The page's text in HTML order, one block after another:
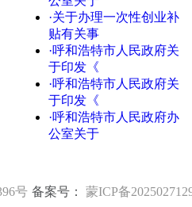
·关于办理一次性创业补
贴有关事
·呼和浩特市人民政府关
于印发《
·呼和浩特市人民政府关
于印发《
·呼和浩特市人民政府办
公室关于
号 备案号：
蒙ICP备